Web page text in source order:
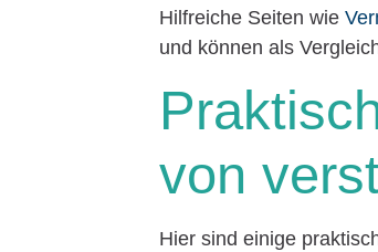
Hilfreiche Seiten wie
und können als
von
Hier sind einige